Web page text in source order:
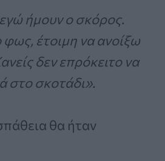
ήμουν ο σκόρος.
έτοιμη να ανοίξω
δεν επρόκειτο να
στο σκοτάδι».
θα ήταν